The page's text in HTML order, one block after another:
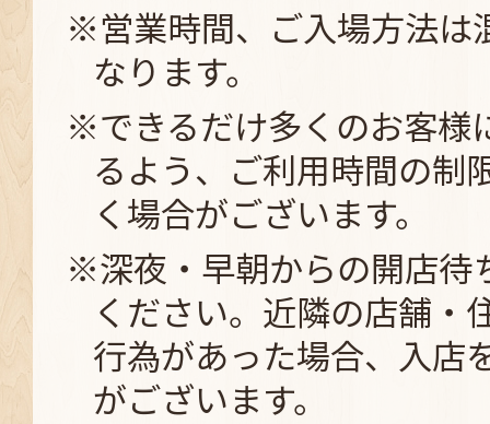
※営業時間、ご入場方法は
なります。
※できるだけ多くのお客様
るよう、ご利用時間の制
く場合がございます。
※深夜・早朝からの開店待
ください。近隣の店舗・
行為があった場合、入店
がございます。